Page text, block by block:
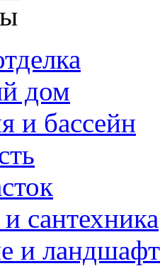
дом
и бассейн
сантехника
и